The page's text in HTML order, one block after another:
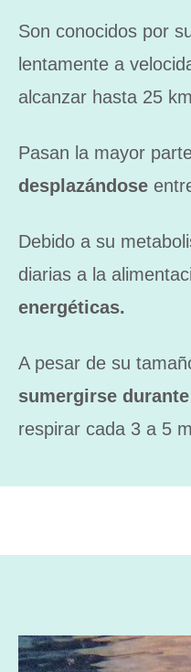
Son conocidos por
lentamente a
alcanzar hasta 25
Pasan la mayor
desplazándose
Debido a su
diarias a la
energéticas.
A pesar de su
sumergirse
respirar cada 3 a 5